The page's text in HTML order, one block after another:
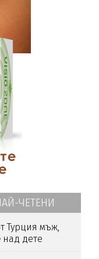
ЧЕТЕНИ
Турция мъж,
над дете